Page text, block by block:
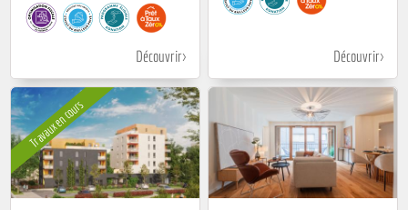
Découvrir Découvrir
Travaux en cours